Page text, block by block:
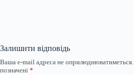
Залишити відповідь
Ваша e-mail адреса не оприлюднюватиметься.
позначені *